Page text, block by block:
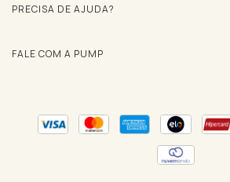
PRECISA DE AJUDA?
FALE COM A PUMP